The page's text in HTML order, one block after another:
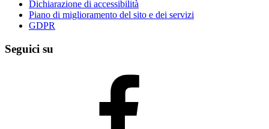
Dichiarazione di accessibilità
Piano di miglioramento del sito e dei servizi
GDPR
Seguici su